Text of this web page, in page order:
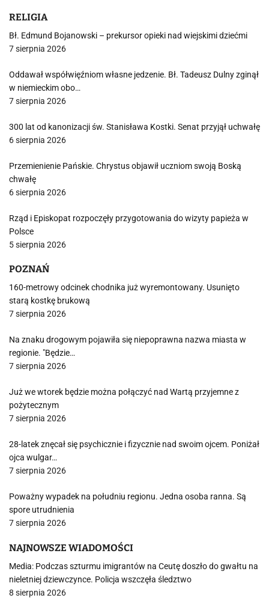
RELIGIA
Bł. Edmund Bojanowski – prekursor opieki nad wiejskimi dziećmi
7 sierpnia 2026
Oddawał współwięźniom własne jedzenie. Bł. Tadeusz Dulny zginął
w niemieckim obo…
7 sierpnia 2026
300 lat od kanonizacji św. Stanisława Kostki. Senat przyjął uchwałę
6 sierpnia 2026
Przemienienie Pańskie. Chrystus objawił uczniom swoją Boską
chwałę
6 sierpnia 2026
Rząd i Episkopat rozpoczęły przygotowania do wizyty papieża w
Polsce
5 sierpnia 2026
POZNAŃ
160-metrowy odcinek chodnika już wyremontowany. Usunięto
starą kostkę brukową
7 sierpnia 2026
Na znaku drogowym pojawiła się niepoprawna nazwa miasta w
regionie. "Będzie…
7 sierpnia 2026
Już we wtorek będzie można połączyć nad Wartą przyjemne z
pożytecznym
7 sierpnia 2026
28-latek znęcał się psychicznie i fizycznie nad swoim ojcem. Poniżał
ojca wulgar…
7 sierpnia 2026
Poważny wypadek na południu regionu. Jedna osoba ranna. Są
spore utrudnienia
7 sierpnia 2026
NAJNOWSZE WIADOMOŚCI
Media: Podczas szturmu imigrantów na Ceutę doszło do gwałtu na
nieletniej dziewczynce. Policja wszczęła śledztwo
8 sierpnia 2026